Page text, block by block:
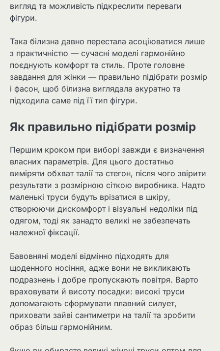
вигляд та можливість підкреслити переваги
фігури.
Така білизна давно перестала асоціюватися лише
з практичністю — сучасні моделі гармонійно
поєднують комфорт та стиль. Проте головне
завдання для жінки — правильно підібрати розмір
і фасон, щоб білизна виглядала акуратно та
підходила саме під її тип фігури.
Як правильно підібрати розмір
Першим кроком при виборі завжди є визначення
власних параметрів. Для цього достатньо
виміряти обхват талії та стегон, після чого звірити
результати з розмірною сіткою виробника. Надто
маленькі труси будуть врізатися в шкіру,
створюючи дискомфорт і візуальні недоліки під
одягом, тоді як занадто великі не забезпечать
належної фіксації.
Бавовняні моделі відмінно підходять для
щоденного носіння, адже вони не викликають
подразнень і добре пропускають повітря. Варто
враховувати й висоту посадки: високі труси
допомагають сформувати плавний силует,
приховати зайві сантиметри на талії та зробити
образ більш гармонійним.